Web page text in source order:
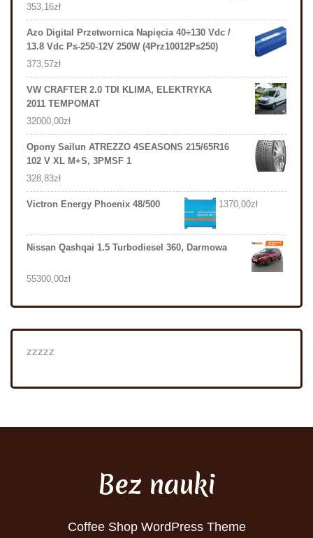
353,16zł
Azo Digital Przetwornica Napięcia 40÷130 Vdc /
13.8 Vdc Ps-250-12V 250W (4Prz10012Ps250)
373,57zł
VW CRAFTER 2.0 TDI KLIMA, ELEKTRYKA
2011 TEMPOMAT
32000,00zł
Opony Sailun ATREZZO 4SEASONS 215/65R16
102 V XL M+S, 3PMSF 1
328,83zł
Victron Energy Phoenix 48/500 1370,00zł
Nissan Qashqai 1.5 Turbodiesel 360, Darmowa
55300,00zł
zzzzz
Bez nauki
Coffee Shop WordPress Theme